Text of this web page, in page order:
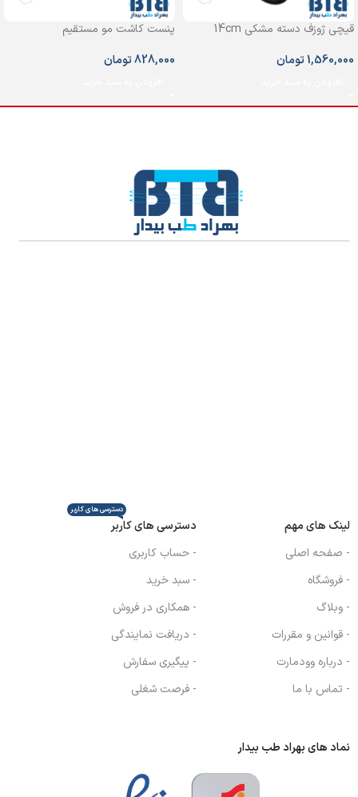
قیچی ژوزف دسته مشکی 14cm
1,560,000تومان
پنست کاشت مو مستقیم
828,000تومان
لینک های مهم
- صفحه اصلی
- فروشگاه
- وبلاگ
- قوانین و مقررات
- درباره وودمارت
- تماس با ما
دسترسی های کاربر
دسترسی های کاربر
- حساب کاربری
- سبد خرید
- همکاری در فروش
- دریافت نمایندگی
- پیگیری سفارش
- فرصت شغلی
نماد های بهراد طب بیدار